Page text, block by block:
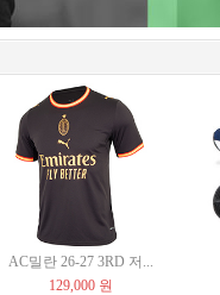
AC밀란 26-27 3RD 저...
129,000 원